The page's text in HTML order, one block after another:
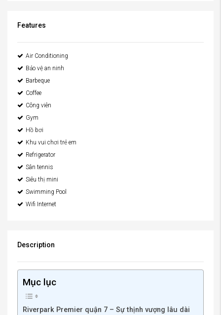
Features
Air Conditioning
Bảo vệ an ninh
Barbeque
Coffee
Công viên
Gym
Hồ bơi
Khu vui chơi trẻ em
Refrigerator
Sân tennis
Siêu thị mini
Swimming Pool
Wifi Internet
Description
Mục lục
Riverpark Premier quận 7 – Sự thịnh vượng lâu dài